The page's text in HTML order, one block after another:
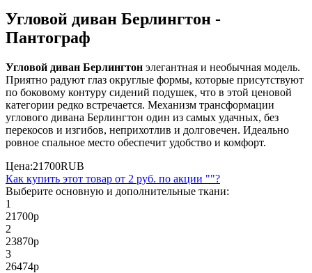
Угловой диван Берлингтон -
Пантограф
Угловой диван Берлингтон элегантная и необычная модель.
Приятно радуют глаз округлые формы, которые присутствуют
по боковому контуру сидений подушек, что в этой ценовой
категории редко встречается. Механизм трансформации
углового дивана Берлингтон один из самых удачных, без
перекосов и изгибов, неприхотлив и долговечен. Идеально
ровное спальное место обеспечит удобство и комфорт.
Цена:21700RUB
Как купить этот товар от 2 руб. по акции ""?
Выберите основную и дополнительные ткани:
1
21700р
2
23870р
3
26474р